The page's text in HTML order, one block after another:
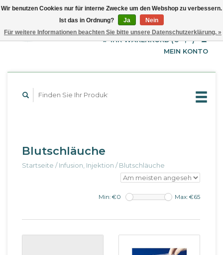
EUR
GBP
USD
English
Français
IHR WARENKORB (€--,--)
MEIN KONTO
Blutschläuche
Startseite /Infusion, Injektion /Blutschläuche
Min: €0 Max: €65
Wir benutzen Cookies nur für interne Zwecke um den Webshop zu verbessern.
Ist das in Ordnung?
Ja
Nein
Für weitere Informationen beachten Sie bitte unsere Datenschutzerklärung. »